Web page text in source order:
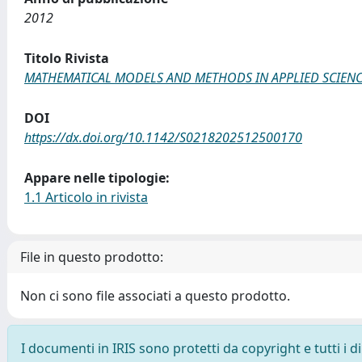
2012
Titolo Rivista
MATHEMATICAL MODELS AND METHODS IN APPLIED
DOI
https://dx.doi.org/10.1142/S0218202512500170
Appare nelle tipologie:
1.1 Articolo in rivista
File in questo prodotto:
Non ci sono file associati a questo prodotto.
I documenti in IRIS sono protetti da copyright e tutti i